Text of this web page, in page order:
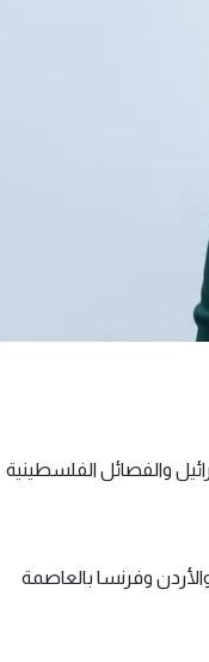
والفصائل الفلسطينية
وفرنسا بالعاصمة